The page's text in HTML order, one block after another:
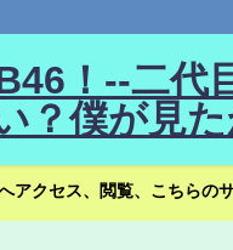
！--二代
？僕が見
アクセス、閲覧、こちら